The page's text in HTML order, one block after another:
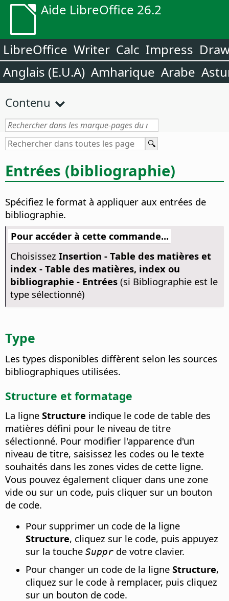
Aide LibreOffice 26.2
LibreOffice Writer Calc Impress
Anglais (E.U.A) Amharique Arabe
Contenu
Entrées (bibliographie)
Spécifiez le format à appliquer aux entrées de
bibliographie.
Pour accéder à cette commande...
Choisissez Insertion - Table des matières et
index - Table des matières, index ou
bibliographie - Entrées(si Bibliographie est le
type sélectionné)
Type
Les types disponibles diffèrent selon les sources
bibliographiques utilisées.
Structure et formatage
La ligne Structure indique le code de table des
matières défini pour le niveau de titre
sélectionné. Pour modifier l'apparence d'un
niveau de titre, saisissez les codes ou le texte
souhaités dans les zones vides de cette ligne.
Vous pouvez également cliquer dans une zone
vide ou sur un code, puis cliquer sur un bouton
de code.
Pour supprimer un code de la ligne
Structure, cliquez sur le code, puis appuyez
sur la touche Suppr de votre clavier.
Pour changer un code de la ligne Structure,
cliquez sur le code à remplacer, puis cliquez
sur un bouton de code.